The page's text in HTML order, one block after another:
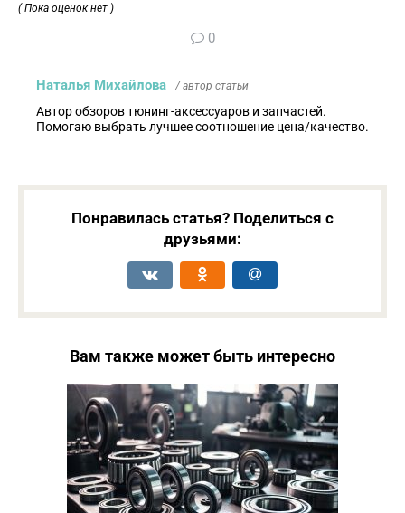
( Пока оценок нет )
0
Наталья Михайлова / автор статьи
Автор обзоров тюнинг-аксессуаров и запчастей.
Помогаю выбрать лучшее соотношение цена/качество.
Понравилась статья? Поделиться с
друзьями:
Вам также может быть интересно